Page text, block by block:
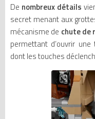
De nombreux détails
secret menant aux
mécanisme de chute de
permettant d’ouvrir
dont les touches